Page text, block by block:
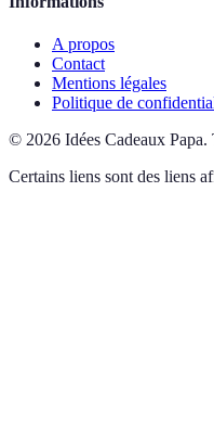
A propos
Contact
Mentions légales
Politique de
© 2026 Idées Cadeaux Papa.
Certains liens sont des liens